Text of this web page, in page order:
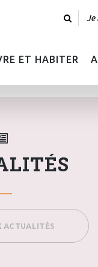
ET HABITER
ACTUALITÉS